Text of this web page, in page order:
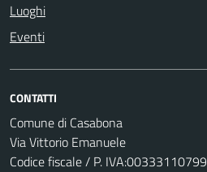
Luoghi
Eventi
CONTATTI
Comune di Casabona
Via Vittorio Emanuele
Codice fiscale / P. IVA:00333110799